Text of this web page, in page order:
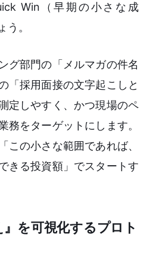
Win（早期の小さな成
う。
グ部門の「メルマガの件名
「採用面接の文字起こしと
定しやすく、かつ現場のペ
務をターゲットにします。
この小さな範囲であれば、
きる投資額」でスタートす
を可視化するプロト